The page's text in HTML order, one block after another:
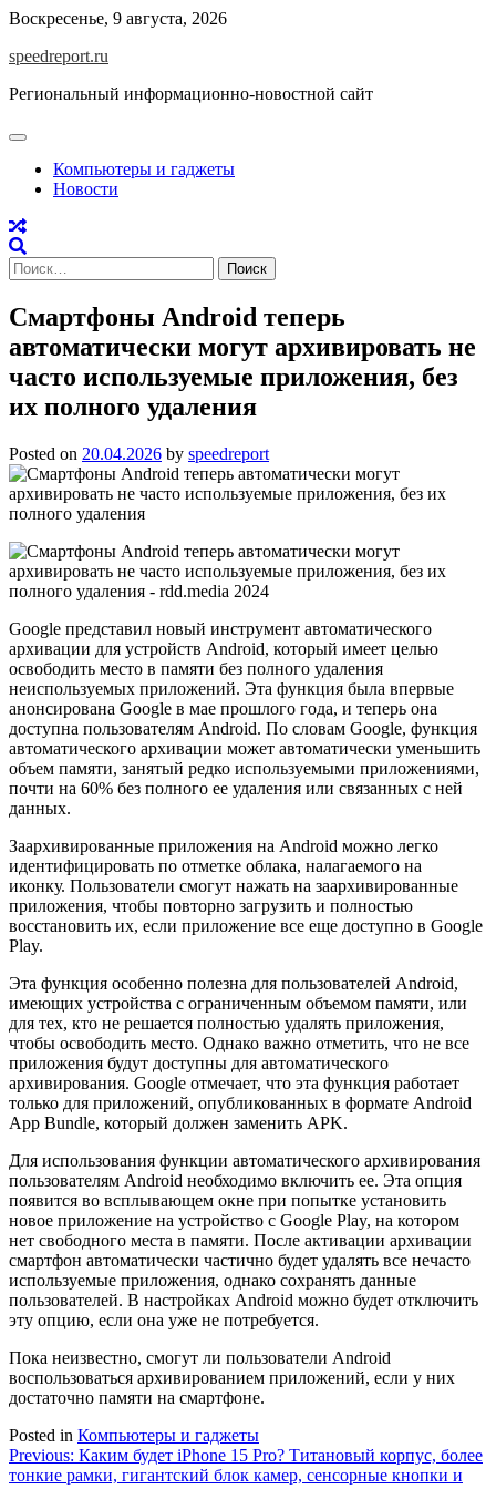
Skip
content
Воскресенье, 9 августа, 2026
speedreport.ru
Региональный информационно-новостной сайт
Компьютеры и гаджеты
Новости
Найти:
Смартфоны Android теперь
автоматически могут архивировать не
часто используемые приложения, без
их полного удаления
Posted on 20.04.2026 by speedreport
Google представил новый инструмент автоматического
архивации для устройств Android, который имеет целью
освободить место в памяти без полного удаления
неиспользуемых приложений. Эта функция была впервые
анонсирована Google в мае прошлого года, и теперь она
доступна пользователям Android. По словам Google, функция
автоматического архивации может автоматически уменьшить
объем памяти, занятый редко используемыми приложениями,
почти на 60% без полного ее удаления или связанных с ней
данных.
Заархивированные приложения на Android можно легко
идентифицировать по отметке облака, налагаемого на
иконку. Пользователи смогут нажать на заархивированные
приложения, чтобы повторно загрузить и полностью
восстановить их, если приложение все еще доступно в Google
Play.
Эта функция особенно полезна для пользователей Android,
имеющих устройства с ограниченным объемом памяти, или
для тех, кто не решается полностью удалять приложения,
чтобы освободить место. Однако важно отметить, что не все
приложения будут доступны для автоматического
архивирования. Google отмечает, что эта функция работает
только для приложений, опубликованных в формате Android
App Bundle, который должен заменить APK.
Для использования функции автоматического архивирования
пользователям Android необходимо включить ее. Эта опция
появится во всплывающем окне при попытке установить
новое приложение на устройство с Google Play, на котором
нет свободного места в памяти. После активации архивации
смартфон автоматически частично будет удалять все нечасто
используемые приложения, однако сохранять данные
пользователей. В настройках Android можно будет отключить
эту опцию, если она уже не потребуется.
Пока неизвестно, смогут ли пользователи Android
воспользоваться архивированием приложений, если у них
достаточно памяти на смартфоне.
Posted in Компьютеры и гаджеты
Навигация
Previous: Каким будет iPhone 15 Pro? Титановый корпус, более
тонкие рамки, гигантский блок камер, сенсорные кнопки и